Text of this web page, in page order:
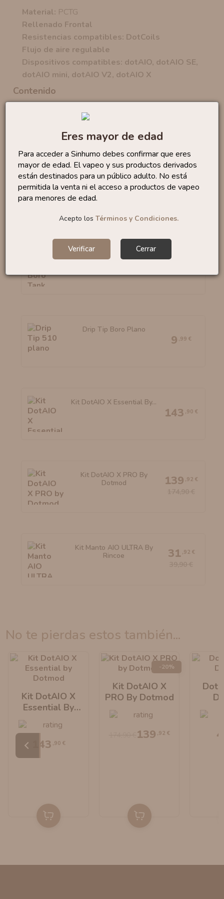
Eres mayor de edad
Para acceder a Sinhumo debes confirmar que eres
mayor de edad. El vapeo y sus productos derivados
están destinados para un público adulto. No está
permitida la venta ni el acceso a productos de vapeo
para menores de edad.
Acepto los Términos y Condiciones.
Verificar Cerrar
Material: PCTG
Rellenado Frontal
Resistencias compatibles: DotCoils
Flujo de aire regulable
Dispositivos compatibles: dotAIO, dotAIO SE,
dotAIO mini, dotAIO V2, dotAIO X
Contenido
1 xDeposito DotAio V4
Control de Flujo de Aire
Productos similares
Container X Boro Tank...
69 ,90 €
Container X Boro Tank
Drip Tip Boro Plano
9 ,99 €
Kit DotAIO X Essential By...
143 ,90 €
Kit DotAIO X PRO By
Dotmod
139 ,92 €
Kit Manto AIO ULTRA By
Rincoe
31 ,92 €
no te pierdas estos también...
Kit DotAIO X
Essential By
143 ,90 €
Kit DotAIO X
PRO By Dotmod
139 ,92 €
-20%